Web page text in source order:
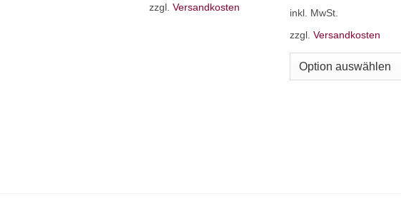
zzgl. Versandkosten
Produkt
weist
Varianten
auf.
inkl. MwSt.
zzgl.Versandkosten